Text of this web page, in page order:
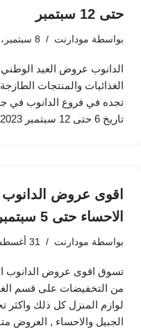
حتى 12 سبتمبر
بواسطة مودارنت 8 سبتمبر، 2023
الدانوب عروض العيد
الغذائيات والمنتجات
تجده في فروع الدانوب في
تاريخ 6 حتى 12 سبتمبر 2023…
اقوى عروض الدانوب
الاحساء حتى 5 سبتمبر
بواسطة مودارنت 31 أغسطس، 2023
تسوق اقوى عروض الدانوب
من التخفيضات على قسم
لوازم المنزل كل ذلك واكثر
الجبيل والاحساء , العروض